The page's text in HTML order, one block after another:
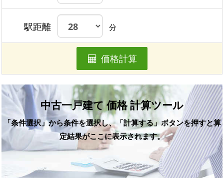
駅距離 分
価格計算
中古一戸建て 価格 計算ツール
「条件選択」から条件を選択し、「計算する」ボタンを押すと算
定結果がここに表示されます。